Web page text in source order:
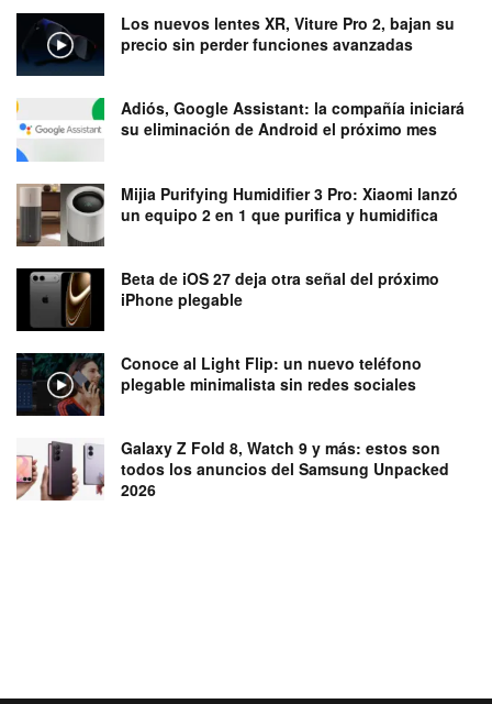
Los nuevos lentes XR, Viture Pro 2, bajan su
precio sin perder funciones avanzadas
Adiós, Google Assistant: la compañía iniciará
su eliminación de Android el próximo mes
Mijia Purifying Humidifier 3 Pro: Xiaomi lanzó
un equipo 2 en 1 que purifica y humidifica
Beta de iOS 27 deja otra señal del próximo
iPhone plegable
Conoce al Light Flip: un nuevo teléfono
plegable minimalista sin redes sociales
Galaxy Z Fold 8, Watch 9 y más: estos son
todos los anuncios del Samsung Unpacked
2026